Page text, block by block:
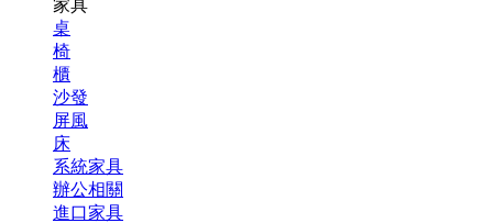
家具
桌
椅
櫃
沙發
屏風
床
系統家具
辦公相關
進口家具